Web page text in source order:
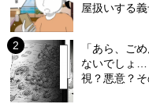
屋扱いする義
「あら、ご
ないでしょ
視？悪意？